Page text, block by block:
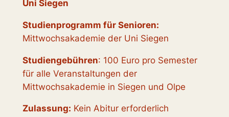
Uni Siegen
Studienprogramm für Senioren:
Mittwochsakademie der Uni Siegen
Studiengebühren: 100 Euro pro Semester
für alle Veranstaltungen der
Mittwochsakademie in Siegen und Olpe
Zulassung: Kein Abitur erforderlich